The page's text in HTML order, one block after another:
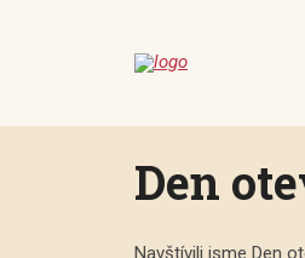
Den
Navštívili jsme Den